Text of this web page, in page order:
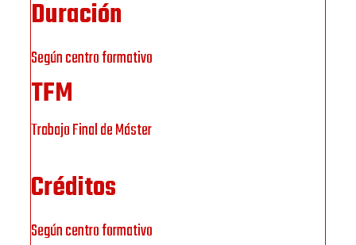
Duración
Según centro formativo
TFM
Trabajo Final de Máster
Créditos
Según centro formativo